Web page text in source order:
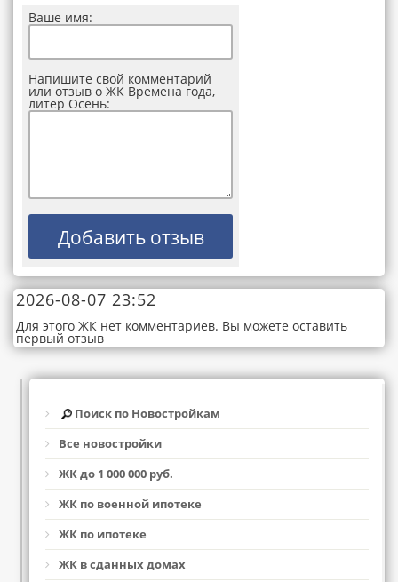
Ваше имя:
Напишите свой комментарий
или отзыв о ЖК Времена года,
литер Осень:
2026-08-07 23:52
Для этого ЖК нет комментариев. Вы можете оставить
первый отзыв
Поиск по Новостройкам
Все новостройки
ЖК до 1 000 000 руб.
ЖК по военной ипотеке
ЖК по ипотеке
ЖК в сданных домах